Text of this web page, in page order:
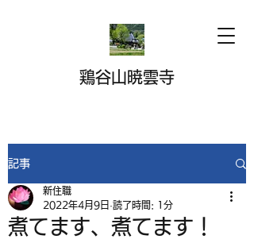
鶏谷山暁雲寺
記事
煮てます、煮てます！
新住職
2022年4月9日 読了時間: 1分